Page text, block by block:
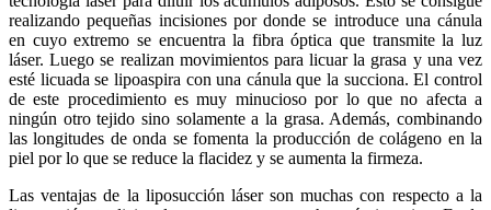
realizando pequeñas incisiones por donde se introduce una cánula
en cuyo extremo se encuentra la fibra óptica que transmite la luz
láser. Luego se realizan movimientos para licuar la grasa y una vez
esté licuada se lipoaspira con una cánula que la succiona. El control
de este procedimiento es muy minucioso por lo que no afecta a
ningún otro tejido sino solamente a la grasa. Además, combinando
las longitudes de onda se fomenta la producción de colágeno en la
piel por lo que se reduce la flacidez y se aumenta la firmeza.
Las ventajas de la liposucción láser son muchas con respecto a la